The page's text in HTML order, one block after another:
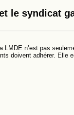
le syndicat
n’est pas
doivent adhérer. Elle